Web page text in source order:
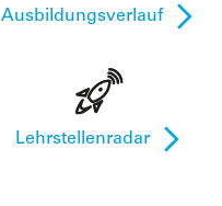
Ausbildungsverlauf
Lehrstellenradar